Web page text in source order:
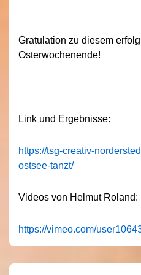
Gratulation zu diesem
Osterwochenende!
Link und Ergebnisse:
https://tsg-creativ-
ostsee-tanzt/
Videos von Helmut Roland:
https://vimeo.com/